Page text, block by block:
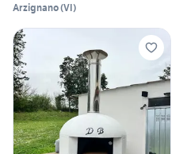
Arzignano(VI)